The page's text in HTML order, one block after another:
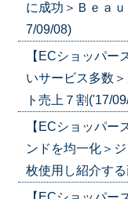
に成功＞Ｂｅａ
7/09/08)
【ECショッパ
いサービス多数
ト売上７割('17/
【ECショッパ
ンドを均一化＞
枚使用し紹介す